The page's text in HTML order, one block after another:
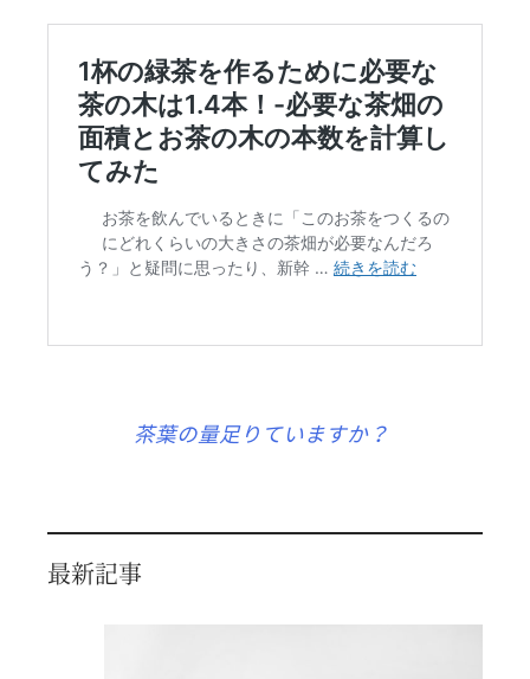
茶葉の量足りていますか？
最新記事